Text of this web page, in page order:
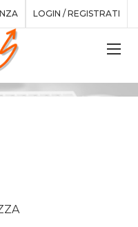
LOGIN / REGISTRATI